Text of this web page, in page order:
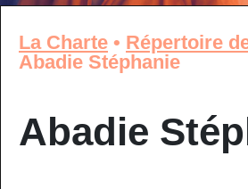
La Charte • Répertoire
Abadie Stéphanie
Abadie